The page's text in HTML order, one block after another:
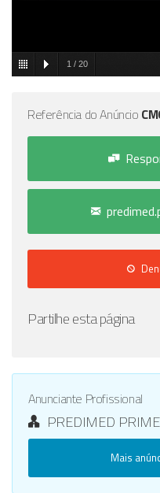
1 / 20
Referência do Anúncio
Partilhe esta página
Anunciante Profissional
PREDIMED PRIME
Mais